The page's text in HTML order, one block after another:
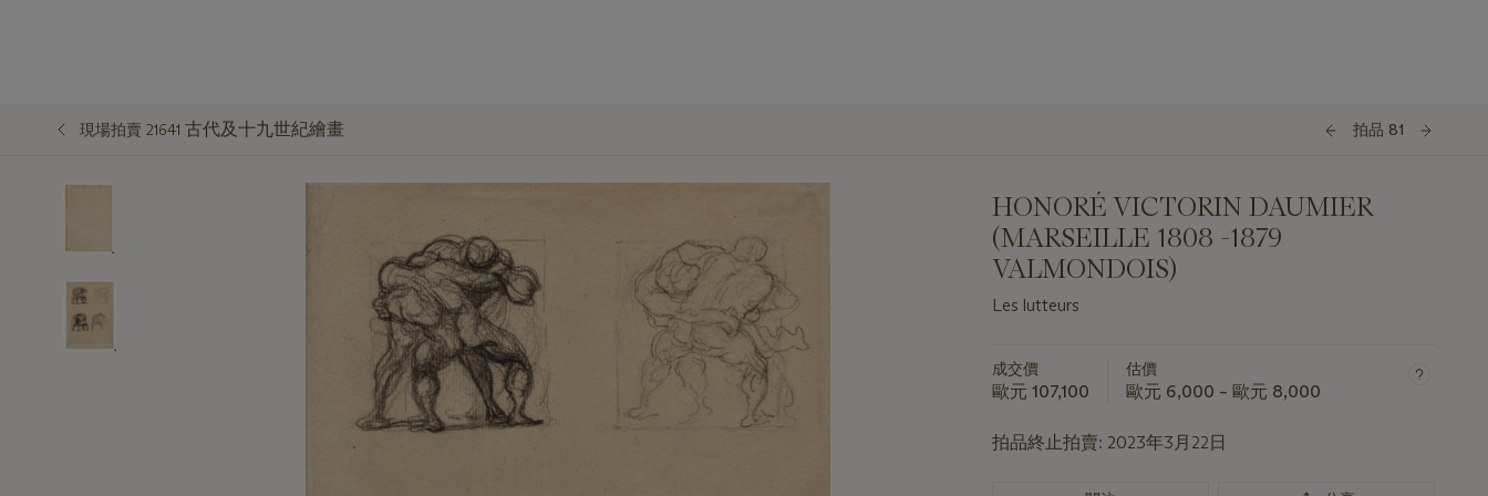
現場拍賣 21641 古代及十九世紀繪畫 拍品 81
HONORÉ VICTORIN DAUMIER
(MARSEILLE 1808 -1879
VALMONDOIS)
Les lutteurs
成交價
歐元 107,100
估價
歐元 6,000 – 歐元 8,000
拍品終止拍賣: 2023年3月22日